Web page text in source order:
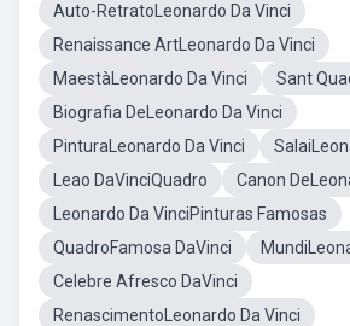
Auto-RetratoLeonardo Da Vinci
Renaissance ArtLeonardo Da Vinci
MaestàLeonardo Da Vinci
Sant
Biografia DeLeonardo Da Vinci
PinturaLeonardo Da Vinci
Leao DaVinciQuadro
Canon
Leonardo Da VinciPinturas Famosas
QuadroFamosa DaVinci
Celebre Afresco DaVinci
RenascimentoLeonardo Da Vinci